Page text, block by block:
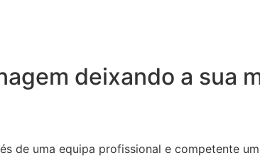
deixando a sua
de uma equipa profissional e competente